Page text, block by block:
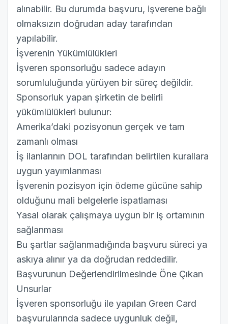
alınabilir. Bu durumda başvuru, işverene bağlı
olmaksızın doğrudan aday tarafından
yapılabilir.
İşverenin Yükümlülükleri
İşveren sponsorluğu sadece adayın
sorumluluğunda yürüyen bir süreç değildir.
Sponsorluk yapan şirketin de belirli
yükümlülükleri bulunur:
Amerika’daki pozisyonun gerçek ve tam
zamanlı olması
İş ilanlarının DOL tarafından belirtilen kurallara
uygun yayımlanması
İşverenin pozisyon için ödeme gücüne sahip
olduğunu mali belgelerle ispatlaması
Yasal olarak çalışmaya uygun bir iş ortamının
sağlanması
Bu şartlar sağlanmadığında başvuru süreci ya
askıya alınır ya da doğrudan reddedilir.
Başvurunun Değerlendirilmesinde Öne Çıkan
Unsurlar
İşveren sponsorluğu ile yapılan Green Card
başvurularında sadece uygunluk değil,